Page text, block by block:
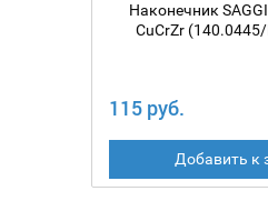
Наконечник
CuCrZr
115 руб.
Добавить к